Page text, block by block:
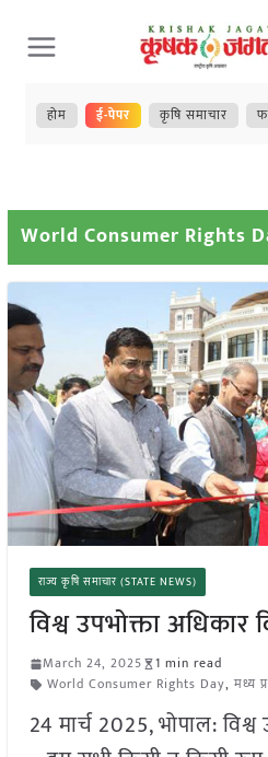
Skip
to
content
होम ई-पेपर कृषि समाचार
World Consumer Rights
राज्य कृषि समाचार (STATE NEWS)
विश्व उपभोक्ता अधिकार
March 24, 2025
1 min read
World Consumer Rights Day, मध्य
24 मार्च 2025, भोपाल: